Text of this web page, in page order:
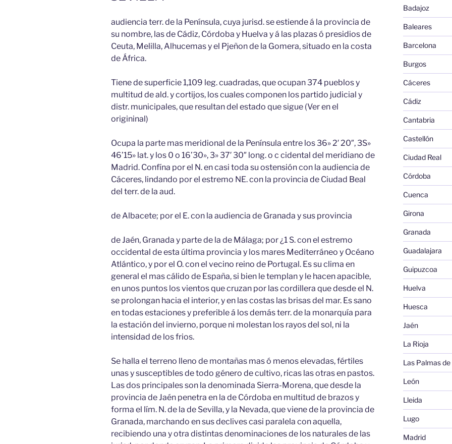
audiencia terr. de la Península, cuya jurisd. se estiende á la provincia de
su nombre, las de Cádiz, Córdoba y Huelva y á las plazas ó presidios de
Ceuta, Melilla, Alhucemas y el Pjeñon de la Gomera, situado en la costa
de África.
Tiene de superficie 1,109 leg. cuadradas, que ocupan 374 pueblos y
multitud de ald. y cortijos, los cuales componen los partido judicial y
distr. municipales, que resultan del estado que sigue (Ver en el
origininal)
Ocupa la parte mas meridional de la Península entre los 36» 2′ 20″, 3S»
46’15» lat. y los 0 o 16’30», 3» 37′ 30″ long. o c cidental del meridiano de
Madrid. Confína por el N. en casi toda su ostensión con la audiencia de
Cáceres, lindando por el estremo NE. con la provincia de Ciudad Beal
del terr. de la aud.
de Albacete; por el E. con la audiencia de Granada y sus provincia
de Jaén, Granada y parte de la de Málaga; por ¿1 S. con el estremo
occidental de esta última provincia y los mares Mediterráneo y Océano
Atlántico, y por el O. con el vecino reino de Portugal. Es su clima en
general el mas cálido de España, si bien le templan y le hacen apacible,
en unos puntos los vientos que cruzan por las cordillera que desde el N.
se prolongan hacia el interior, y en las costas las brisas del mar. Es sano
en todas estaciones y preferible á los demás terr. de la monarquía para
la estación del invierno, porque ni molestan los rayos del sol, ni la
intensidad de los frios.
Se halla el terreno lleno de montañas mas ó menos elevadas, fértiles
unas y susceptibles de todo género de cultivo, ricas las otras en pastos.
Las dos principales son la denominada Sierra-Morena, que desde la
provincia de Jaén penetra en la de Córdoba en multitud de brazos y
forma el lím. N. de la de Sevilla, y la Nevada, que viene de la provincia de
Granada, marchando en sus declives casi paralela con aquella,
recibiendo una y otra distintas denominaciones de los naturales de las
Badajoz
Baleares
Barcelona
Burgos
Cáceres
Cádiz
Cantabria
Castellón
Ciudad Real
Córdoba
Cuenca
Girona
Granada
Guadalajara
Guipuzcoa
Huelva
Huesca
Jaén
La Rioja
Las Palmas
León
Lleida
Lugo
Madrid